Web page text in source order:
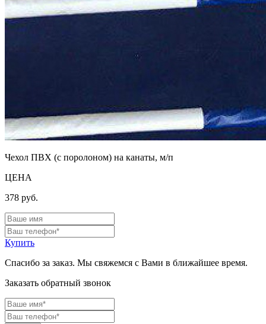
Чехол ПВХ (с поролоном) на канаты, м/п
ЦЕНА
378 руб.
Купить
Спасибо за заказ. Мы свяжемся с Вами в ближайшее время.
Заказать обратный звонок